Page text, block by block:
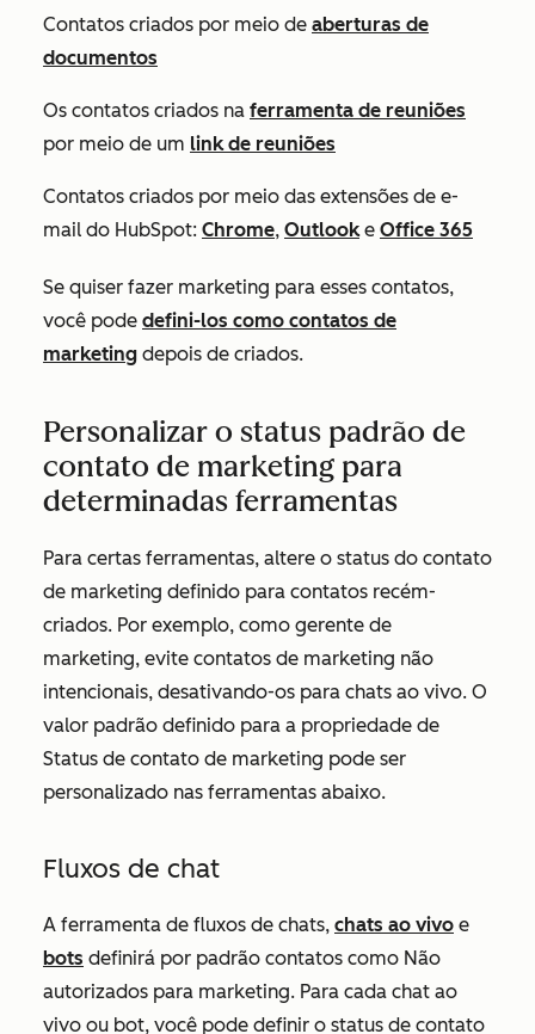
Contatos criados por meio de aberturas de
documentos
Os contatos criados na ferramenta de reuniões
por meio de um link de reuniões
Contatos criados por meio das extensões de e-
mail do HubSpot: Chrome, Outlooke Office 365
Se quiser fazer marketing para esses contatos,
você pode defini-los como contatos de
marketing depois de criados.
Personalizar o status padrão de
contato de marketing para
determinadas ferramentas
Para certas ferramentas, altere o status do contato
de marketing definido para contatos recém-
criados. Por exemplo, como gerente de
marketing, evite contatos de marketing não
intencionais, desativando-os para chats ao vivo. O
valor padrão definido para a propriedade de
Status de contato de marketing pode ser
personalizado nas ferramentas abaixo.
Fluxos de chat
A ferramenta de fluxos de chats, chats ao vivo e
bots definirá por padrão contatos como Não
autorizados para marketing. Para cada chat ao
vivo ou bot, você pode definir o status de contato